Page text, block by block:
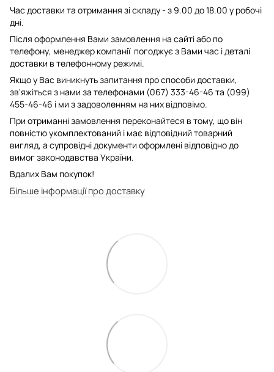
Час доставки та отримання зі складу - з 9.00 до 18.00 у робочі
дні.
Після оформлення Вами замовлення на сайті або по
телефону, менеджер компанії погоджує з Вами час і деталі
доставки в телефонному режимі.
Якщо у Вас виникнуть запитання про способи доставки,
зв'яжіться з нами за телефонами (067) 333-46-46 та (099)
455-46-46 і ми з задоволенням на них відповімо.
При отриманні замовлення переконайтеся в тому, що він
повністю укомплектований і має відповідний товарний
вигляд, а супровідні документи оформлені відповідно до
вимог законодавства України.
Вдалих Вам покупок!
Більше інформації про доставку